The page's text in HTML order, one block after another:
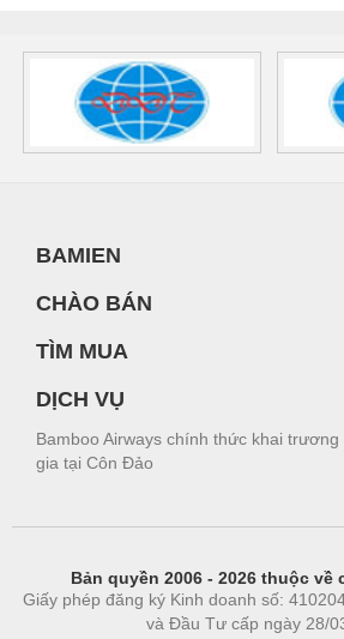
BAMIEN
CHÀO BÁN
TÌM MUA
DỊCH VỤ
Bamboo Airways chính thức khai
gia tại Côn Đảo
Bản quyền 2006 - 2026 thuộc về
Giấy phép đăng ký Kinh doanh số:
và Đầu Tư cấp ngày 28/